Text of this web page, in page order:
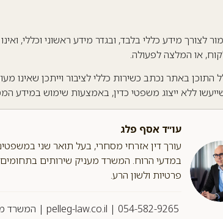
לצורך מידע כללי בלבד, ובגדר מידע ראשוני וכללי,
או המלצה לפעולה.
באתר נכתב כשירות כללי לציבור וייתכן שאינו
ללא ייצוג משפטי כדין, באמצעות שימוש במידע
עו״ד אסף פלג
עורך דין אזרחי מסחרי, בעל תואר שני
במדעי הרוח. המשרד מעניק שירותים בתחומים
פרטיות ולשון הרע.
|
pelleg-law.co.il | המשרד